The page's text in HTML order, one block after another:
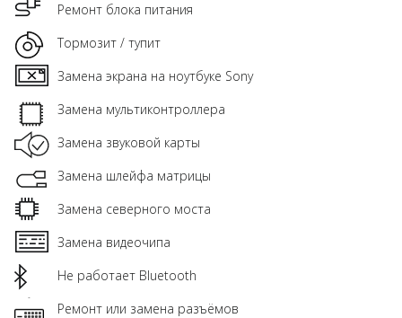
Ремонт блока питания
Тормозит / тупит
Замена экрана на ноутбуке Sony
Замена мультиконтроллера
Замена звуковой карты
Замена шлейфа матрицы
Замена северного моста
Замена видеочипа
Не работает Bluetooth
Ремонт или замена разъёмов